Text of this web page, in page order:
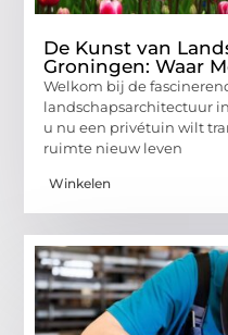
De Kunst van
Groningen: Waar
Welkom bij de
landschapsarchitectuur
u nu een privétuin wilt
ruimte nieuw leven
Winkelen